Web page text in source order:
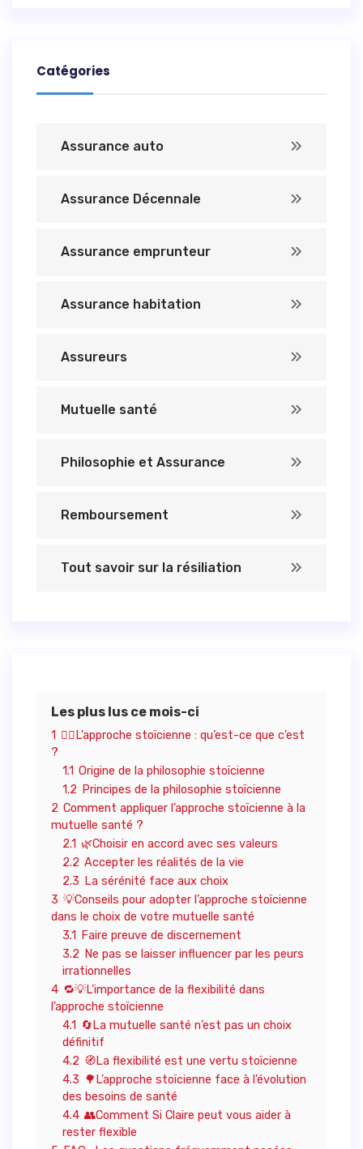
Catégories
Assurance auto
Assurance Décennale
Assurance emprunteur
Assurance habitation
Assureurs
Mutuelle santé
Philosophie et Assurance
Remboursement
Tout savoir sur la résiliation
Les plus lus ce mois-ci
1 🧘‍♀️L’approche stoïcienne : qu’est-ce que c’est
?
1.1 Origine de la philosophie stoïcienne
1.2 Principes de la philosophie stoïcienne
2 Comment appliquer l’approche stoïcienne à la
mutuelle santé ?
2.1 🌿Choisir en accord avec ses valeurs
2.2 Accepter les réalités de la vie
2.3 La sérénité face aux choix
3 💡Conseils pour adopter l’approche stoïcienne
dans le choix de votre mutuelle santé
3.1
Faire preuve de discernement
3.2 Ne pas se laisser influencer par les peurs
irrationnelles
4 🔁💡L’importance de la flexibilité dans
l’approche stoïcienne
4.1 🔄La mutuelle santé n’est pas un choix
définitif
4.2 🧭La flexibilité est une vertu stoïcienne
4.3 🌳L’approche stoïcienne face à l’évolution
des besoins de santé
4.4 👥Comment Si Claire peut vous aider à
rester flexible